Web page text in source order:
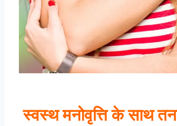
स्वस्थ मनोवृत्ति के साथ